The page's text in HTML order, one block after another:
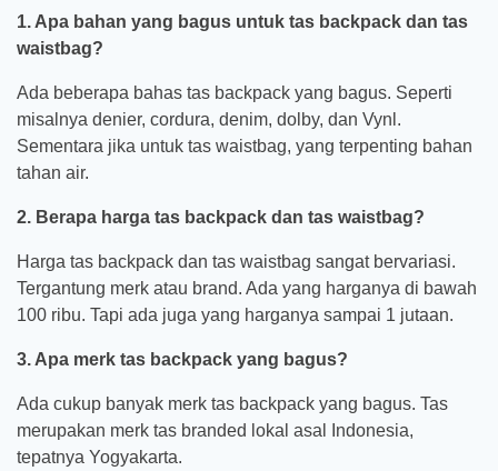
1. Apa bahan yang bagus untuk tas backpack dan tas
waistbag?
Ada beberapa bahas tas backpack yang bagus. Seperti
misalnya denier, cordura, denim, dolby, dan Vynl.
Sementara jika untuk tas waistbag, yang terpenting bahan
tahan air.
2. Berapa harga tas backpack dan tas waistbag?
Harga tas backpack dan tas waistbag sangat bervariasi.
Tergantung merk atau brand. Ada yang harganya di bawah
100 ribu. Tapi ada juga yang harganya sampai 1 jutaan.
3. Apa merk tas backpack yang bagus?
Ada cukup banyak merk tas backpack yang bagus. Tas
merupakan merk tas branded lokal asal Indonesia,
tepatnya Yogyakarta.